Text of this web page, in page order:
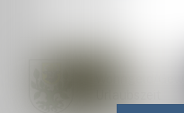
Geänderte